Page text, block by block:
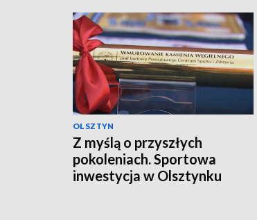
OLSZTYN
Z myślą o przyszłych
pokoleniach. Sportowa
inwestycja w Olsztynku